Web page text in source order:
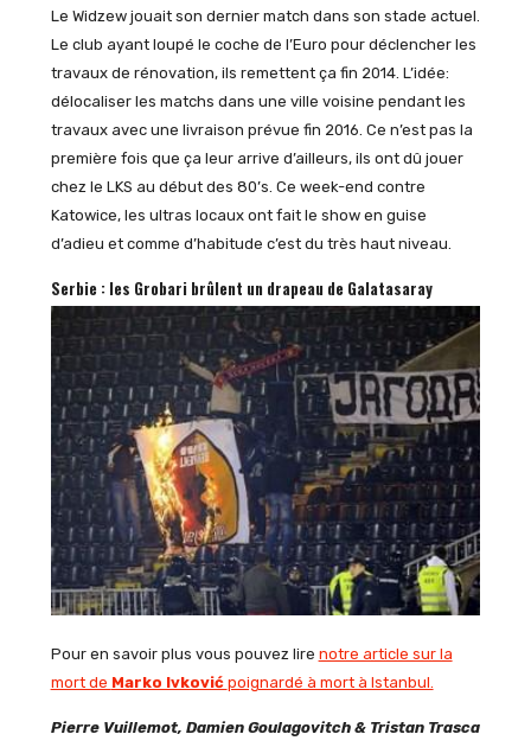
Le Widzew jouait son dernier match dans son stade actuel.
Le club ayant loupé le coche de l’Euro pour déclencher les
travaux de rénovation, ils remettent ça fin 2014. L’idée:
délocaliser les matchs dans une ville voisine pendant les
travaux avec une livraison prévue fin 2016. Ce n’est pas la
première fois que ça leur arrive d’ailleurs, ils ont dû jouer
chez le LKS au début des 80’s. Ce week-end contre
Katowice, les ultras locaux ont fait le show en guise
d’adieu et comme d’habitude c’est du très haut niveau.
Serbie : les Grobari brûlent un drapeau de Galatasaray
Pour en savoir plus vous pouvez lire notre article sur la
mort de Marko Ivković poignardé à mort à Istanbul.
Pierre Vuillemot, Damien Goulagovitch & Tristan Trasca